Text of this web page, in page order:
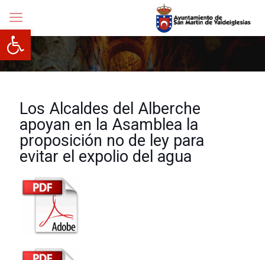
Abrir barra de herramientas
Los Alcaldes del Alberche
apoyan en la Asamblea la
proposición no de ley para
evitar el expolio del agua